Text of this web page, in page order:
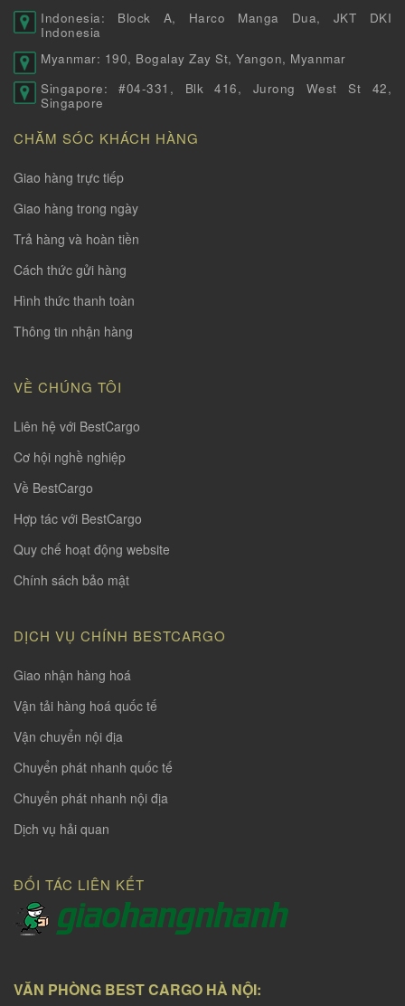
Indonesia: Block A, Harco Manga Dua, JKT DKI
Indonesia
Myanmar: 190, Bogalay Zay St, Yangon, Myanmar
Singapore: #04-331, Blk 416, Jurong West St 42,
Singapore
CHĂM SÓC KHÁCH HÀNG
Giao hàng trực tiếp
Giao hàng trong ngày
Trả hàng và hoàn tiền
Cách thức gửi hàng
Hình thức thanh toàn
Thông tin nhận hàng
VỀ CHÚNG TÔI
Liên hệ với BestCargo
Cơ hội nghề nghiệp
Về BestCargo
Hợp tác với BestCargo
Quy chế hoạt động website
Chính sách bảo mật
DỊCH VỤ CHÍNH BESTCARGO
Giao nhận hàng hoá
Vận tải hàng hoá quốc tế
Vận chuyển nội địa
Chuyển phát nhanh quốc tế
Chuyển phát nhanh nội địa
Dịch vụ hải quan
ĐỐI TÁC LIÊN KẾT
VĂN PHÒNG BEST CARGO HÀ NỘI: